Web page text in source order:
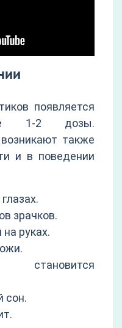
появляется
1-2 дозы.
также
и в поведении
зрачков.
руках.
сон.